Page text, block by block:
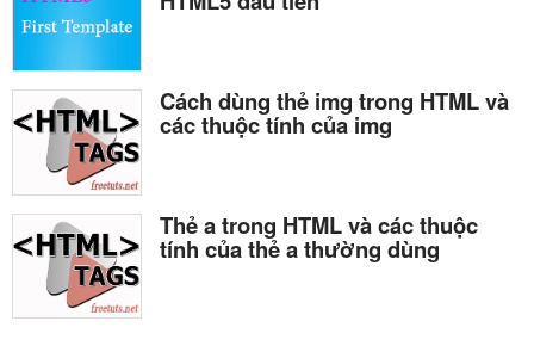
Cách dùng thẻ img trong HTML và
các thuộc tính của img
Thẻ a trong HTML và các thuộc
tính của thẻ a thường dùng